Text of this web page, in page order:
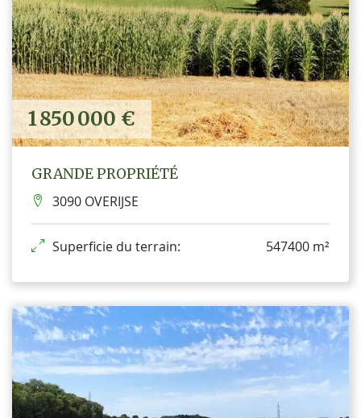
1 850 000 €
GRANDE PROPRIÉTÉ
3090 OVERIJSE
Superficie du terrain: 547400 m²